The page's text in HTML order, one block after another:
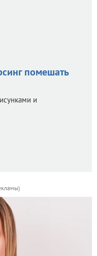
помешать
и